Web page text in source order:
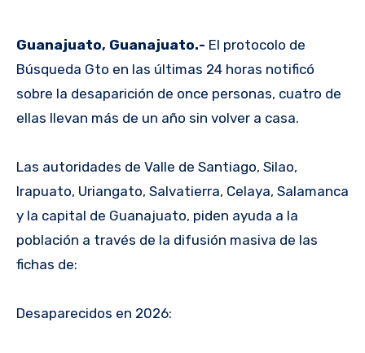
Guanajuato, Guanajuato.- El protocolo de
Búsqueda Gto en las últimas 24 horas notificó
sobre la desaparición de once personas, cuatro de
ellas llevan más de un año sin volver a casa.
Las autoridades de Valle de Santiago, Silao,
Irapuato, Uriangato, Salvatierra, Celaya, Salamanca
y la capital de Guanajuato, piden ayuda a la
población a través de la difusión masiva de las
fichas de:
Desaparecidos en 2026: